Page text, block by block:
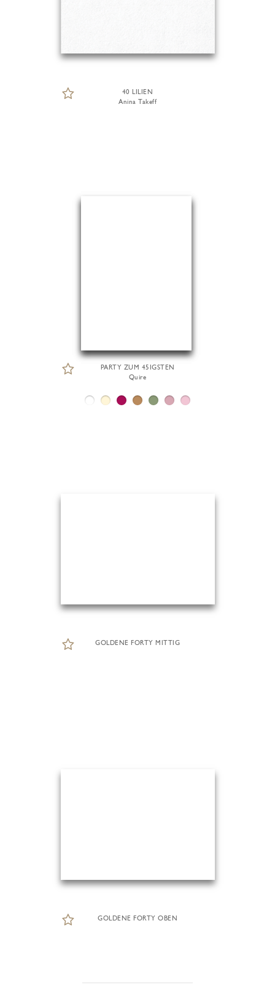
40 LILIEN
Anina Takeff
PARTY ZUM 45IGSTEN
Quire
GOLDENE FORTY MITTIG
GOLDENE FORTY OBEN